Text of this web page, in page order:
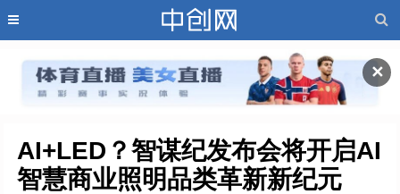
✕
AI+LED？智谋纪发布会将开启AI
智慧商业照明品类革新新纪元